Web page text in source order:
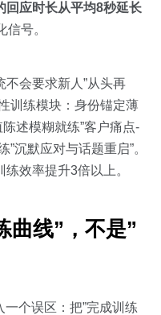
回应时长从平均8秒延长
号。
不会要求新人”从头再
训练模块：身份锚定薄
述模糊就练”客户痛点-
沉默应对与话题重启”。
效率提升3倍以上。
曲线”，不是”
个误区：把”完成训练